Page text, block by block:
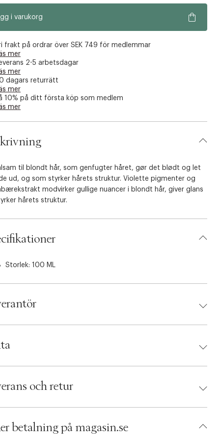
i varukorg
frakt på ordrar över SEK 749 för medlemmar
mer
2-5 arbetsdagar
mer
dagars returrätt
mer
10% på ditt första köp som medlem
mer
til blondt hår, som genfugter håret, gør det blødt og let
ud, og som styrker hårets struktur. Violette pigmenter og
modvirker gullige nuancer i blondt hår, giver glans
hårets struktur.
Storlek: 100 ML
7391681036468och retur
betalning på magasin.se